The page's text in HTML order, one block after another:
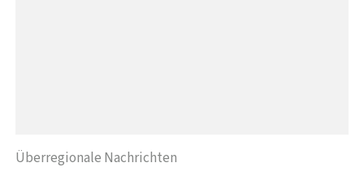
Überregionale Nachrichten